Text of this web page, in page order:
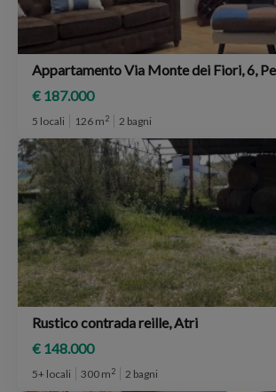
Appartamento Via Monte dei Fiori, 6,
€ 187.000
5 locali 126 m2 2 bagni
Rustico contrada reille, Atri
€ 148.000
5+ locali 300 m2 2 bagni